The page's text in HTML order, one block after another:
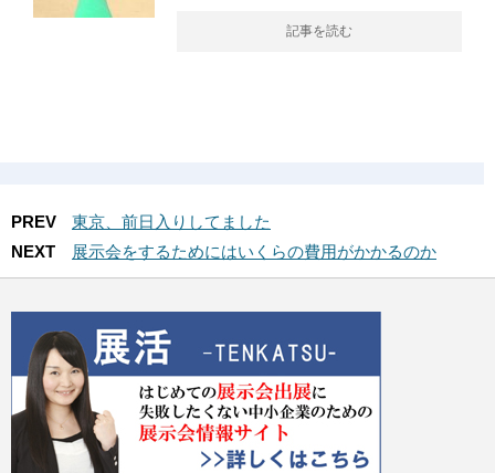
記事を読む
PREV
東京、前日入りしてました
NEXT
展示会をするためにはいくらの費用がかかるのか